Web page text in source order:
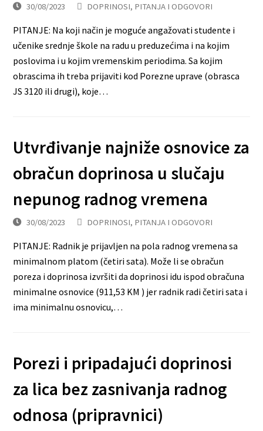
30/08/2023 DOPRINOSI, PITANJA I ODGOVORI
PITANJE: Na koji način je moguće angažovati studente i
učenike srednje škole na radu u preduzećima i na kojim
poslovima i u kojim vremenskim periodima. Sa kojim
obrascima ih treba prijaviti kod Porezne uprave (obrasca
JS 3120 ili drugi), koje…
Utvrđivanje najniže osnovice za
obračun doprinosa u slučaju
nepunog radnog vremena
30/08/2023 DOPRINOSI, PITANJA I ODGOVORI
PITANJE: Radnik je prijavljen na pola radnog vremena sa
minimalnom platom (četiri sata). Može li se obračun
poreza i doprinosa izvršiti da doprinosi idu ispod obračuna
minimalne osnovice (911,53 KM ) jer radnik radi četiri sata i
ima minimalnu osnovicu,…
Porezi i pripadajući doprinosi
za lica bez zasnivanja radnog
odnosa (pripravnici)